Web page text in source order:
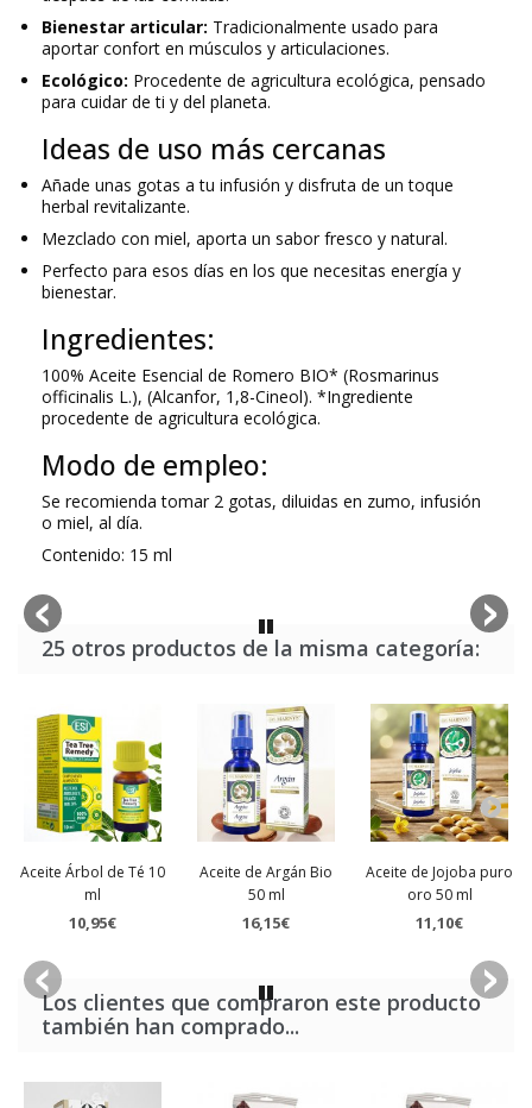
Bienestar articular: Tradicionalmente usado para
aportar confort en músculos y articulaciones.
Ecológico: Procedente de agricultura ecológica, pensado
para cuidar de ti y del planeta.
Ideas de uso más cercanas
Añade unas gotas a tu infusión y disfruta de un toque
herbal revitalizante.
Mezclado con miel, aporta un sabor fresco y natural.
Perfecto para esos días en los que necesitas energía y
bienestar.
Ingredientes:
100% Aceite Esencial de Romero BIO* (Rosmarinus
officinalis L.), (Alcanfor, 1,8-Cineol). *Ingrediente
procedente de agricultura ecológica.
Modo de empleo:
Se recomienda tomar 2 gotas, diluidas en zumo, infusión
o miel, al día.
Contenido: 15 ml
25 otros productos de la misma categoría:
Aceite Árbol de Té 10
ml
10,95€
Aceite de Argán Bio
50 ml
16,15€
Aceite de Jojoba puro
oro 50 ml
11,10€
Los clientes que compraron este producto
también han comprado...